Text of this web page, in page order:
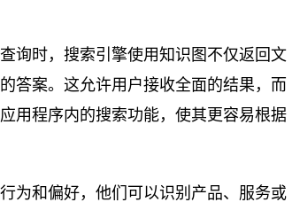
询时，搜索引擎使用知识图不仅返回文
答案。这允许用户接收全面的结果，而
用程序内的搜索功能，使其更容易根据
为和偏好，他们可以识别产品、服务或